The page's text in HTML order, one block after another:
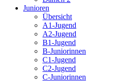
Junioren
Übersicht
A1-Jugend
A2-Jugend
B1-Jugend
B-Juniorinnen
C1-Jugend
C2-Jugend
C-Juniorinnen